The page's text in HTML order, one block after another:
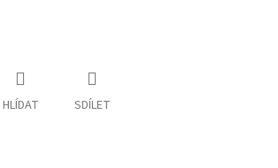
HLÍDAT SDÍLET